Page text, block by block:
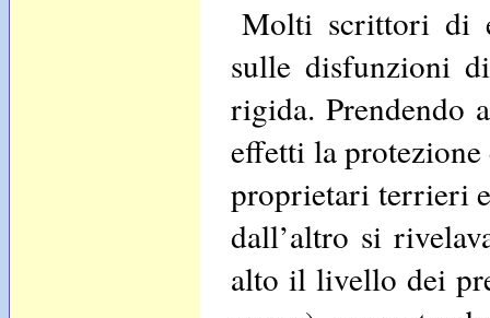
Molti scrittori di
sulle disfunzioni
rigida. Prendendo
effetti la protezione
proprietari terrieri
dall’altro si
alto il livello dei